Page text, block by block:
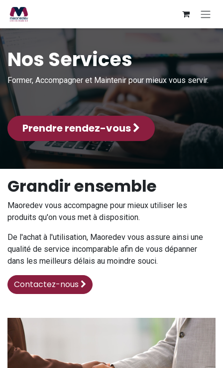
Se rendre au contenu
Nos Services
Former, Accompagner et Maintenir pour mieux vous servir.
Prendre rendez-vous
Grandir ensemble
Maoredev vous accompagne pour mieux utiliser les
produits qu'on vous met à disposition.
De l'achat à l'utilisation, Maoredev vous assure ainsi une
qualité de service incomparable afin de vous dépanner
dans les meilleurs délais au moindre souci.
Contactez-nous